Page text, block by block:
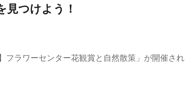
つけよう！
フラワーセンター花観賞と自然散策」が開催され